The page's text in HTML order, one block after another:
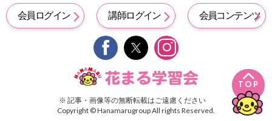
TOP
会員ログイン 講師ログイン 会員コンテンツ
 
※ 記事・画像等の無断転載はご遠慮ください
Copyright © Hanamarugroup All rights Reserved.